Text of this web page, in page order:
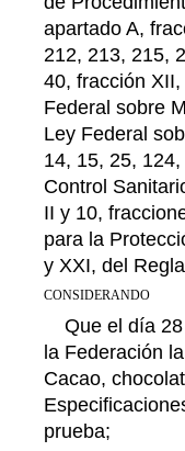
apartado A,
212, 213, 215,
40, fracción
Federal sobre
Ley Federal
14, 15, 25,
Control
II y 10,
para la
y XXI, del
CONSIDERANDO
Que el día
la Federación
Cacao,
prueba;